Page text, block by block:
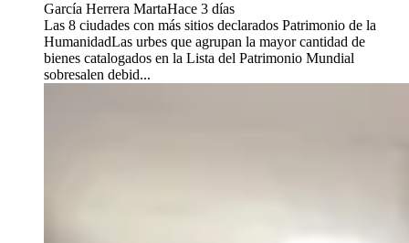
García Herrera MartaHace 3 días
Las 8 ciudades con más sitios declarados Patrimonio de la
HumanidadLas urbes que agrupan la mayor cantidad de
bienes catalogados en la Lista del Patrimonio Mundial
sobresalen debid...